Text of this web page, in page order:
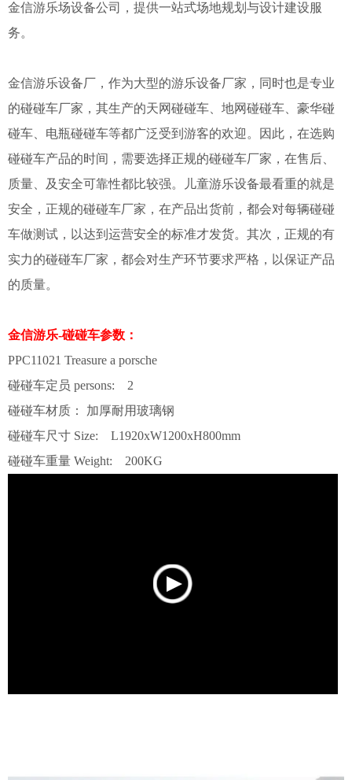
金信游乐场设备公司，提供一站式场地规划与设计建设服
务。
金信游乐设备厂，作为大型的游乐设备厂家，同时也是专业
的碰碰车厂家，其生产的天网碰碰车、地网碰碰车、豪华碰
碰车、电瓶碰碰车等都广泛受到游客的欢迎。因此，在选购
碰碰车产品的时间，需要选择正规的碰碰车厂家，在售后、
质量、及安全可靠性都比较强。儿童游乐设备最看重的就是
安全，正规的碰碰车厂家，在产品出货前，都会对每辆碰碰
车做测试，以达到运营安全的标准才发货。其次，正规的有
实力的碰碰车厂家，都会对生产环节要求严格，以保证产品
的质量。
金信游乐-碰碰车参数：
PPC11021 Treasure a porsche
碰碰车定员 persons: 2
碰碰车材质： 加厚耐用玻璃钢
碰碰车尺寸 Size: L1920xW1200xH800mm
碰碰车重量 Weight: 200KG